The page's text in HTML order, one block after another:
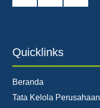
Quicklinks
Beranda
Tata Kelola Perusahaan